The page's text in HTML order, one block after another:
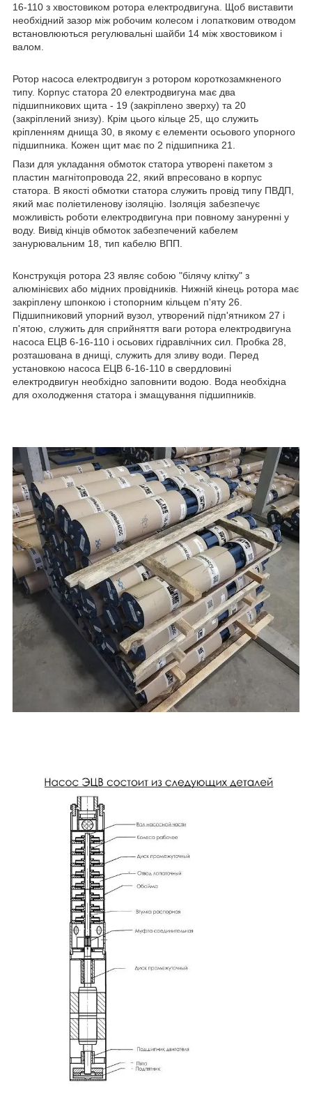
16-110 з хвостовиком ротора електродвигуна. Щоб виставити
необхідний зазор між робочим колесом і лопатковим отводом
встановлюються регулювальні шайби 14 між хвостовиком і
валом.
Ротор насоса електродвигун з ротором короткозамкненого
типу. Корпус статора 20 електродвигуна має два
підшипникових щита - 19 (закріплено зверху) та 20
(закріплений знизу). Крім цього кільце 25, що служить
кріпленням днища 30, в якому є елементи осьового упорного
підшипника. Кожен щит має по 2 підшипника 21.
Пази для укладання обмоток статора утворені пакетом з
пластин магнітопровода 22, який впресовано в корпус
статора. В якості обмотки статора служить провід типу ПВДП,
який має поліетиленову ізоляцію. Ізоляція забезпечує
можливість роботи електродвигуна при повному зануренні у
воду. Вивід кінців обмоток забезпечений кабелем
занурювальним 18, тип кабелю ВПП.
Конструкція ротора 23 являє собою "білячу клітку" з
алюмінієвих або мідних провідників. Нижній кінець ротора має
закріплену шпонкою і стопорним кільцем п'яту 26.
Підшипниковий упорний вузол, утворений підп'ятником 27 і
п'ятою, служить для сприйняття ваги ротора електродвигуна
насоса ЕЦВ 6-16-110 і осьових гідравлічних сил. Пробка 28,
розташована в днищі, служить для зливу води. Перед
установкою насоса ЕЦВ 6-16-110 в свердловині
електродвигун необхідно заповнити водою. Вода необхідна
для охолодження статора і змащування підшипників.